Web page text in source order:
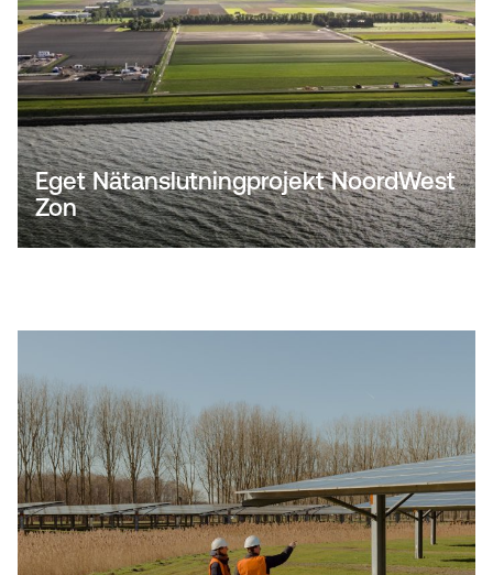
Eget Nätanslutningprojekt NoordWest
Zon